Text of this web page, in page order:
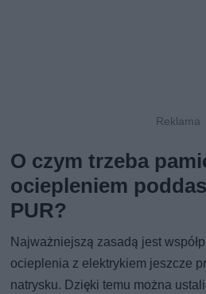
O czym trzeba
ociepleniem
PUR?
Najważniejszą zasadą jest
ocieplenia z elektrykiem jeszcze
natrysku. Dzięki temu można